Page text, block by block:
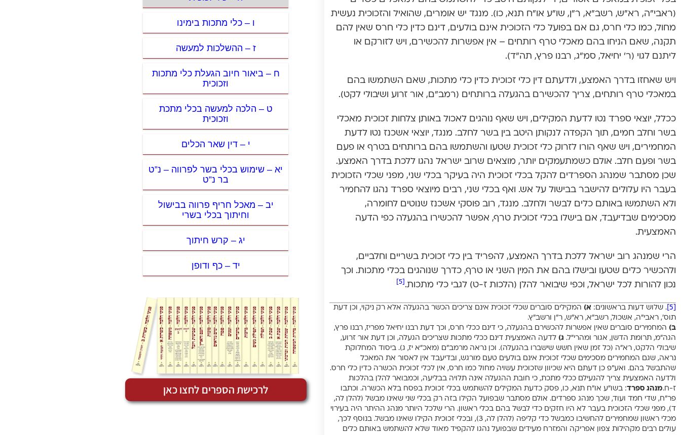
(ראבי”ה, רא”ש, רשב”א, ר”ן, שו”ע או”ח תנא, כו). מנגד יש אומרים, שהואיל והזכוכית נעשית
מחול, כמו כלי חרס, גם אם בפועל כלי הזכוכית אינם בולעים, דינם כדין כלי חרס שאין להם
תקנה, שאם הניחו בהם מאכלי טרף רותחים – אין אפשרות להכשירם, ויש לזורקם או
ליתנם לגוי (ר’ יחיאל, סמ”ג, רבנו פרץ, תה”ד).
ויש שאחזו בדרך האמצע, ולדעתם דין כלי זכוכית כדין כלי מתכות, שאם השתמשו בהם
במאכלי טרף רותחים, צריך להכשירם בהגעלה ברותחים (רמב”ם, אור זרוע ושיבולי לקט).
ככלל, יוצאי ספרד נטו לדעת המקילים, ויש שאף נוהגים לאכול באותן צלחות זכוכית מאכלי
בשר וחלב חמים, תוך הקפדה לנקותן היטב בין בשר לחלב. מנגד, יוצאי אשכנז נטו לדעת
המחמירים, ויש שאף הורו לזרוק כלי זכוכית שטעו והשתמשו בהם ברותחים בטרף או פעם
בשר ופעם חלב. אולם כשמתעמקים יותר, מוצאים שרוב ישראל נהגו ללכת בדרך האמצע.
שכן מסתבר שמנהג הספרדים להקל בכלי זכוכית היה בעיקר בכלי שני, מפני שכלי הזכוכית
בעבר היו עלולים להישבר בבישול על אש. ואף בכלי שני, רבים מיוצאי ספרד נהגו להחמיר
ולא השתמשו באותם כלים לבשר ולחלב. מנגד, רוב פוסקי אשכנז שנוטים לחומרה,
מסכימים שבדיעבד, אם בישלו בכלי זכוכית טרף, אפשר להכשירו בהגעלה כפי הדעה
האמצעית.
הרי שמנהג רוב ישראל ללכת בדרך האמצע, להפריד בין כלי זכוכית בשריים וחלביים,
ולהכשיר כלים שטעו ובישלו בהם את המין השני או טרף, כדרך שנוהגים בכלי מתכות. וכך
נכון להורות לכל ישראל, וכפי שיבואר להלן (הלכות ז-ט) לגבי כלי מתכות.
. שלוש דעות בראשונים: א) המקילים סוברים שכלי זכוכית אינם צריכים הכשר בהגעלה אלא רק ניקוי, וכן דעת
תוס’, ראבי”ה, אשכול, רשב”א, רא”ש, ר”ן ורשב”ץ.
ב) המחמירים סוברים שאין אפשרות להכשירם בהגעלה, כי דינם ככלי חרס, וכך דעת רבנו יחיאל מפריז, רבנו פרץ,
הגה”מ, תרומת הדשן, אגור ומהרי”ל. ג) לדעה האמצעית דינם ככלי מתכות שצריכים הגעלה, וכן דעת אור זרוע,
שיבולי הלקט, רא”ה (כל זמן שאין חשש שישברו בהגעלה). וכן נראה מרמב”ם (מאכ”א יז, ג). ביסוד המחלוקת
נראה, שגם המחמירים מסכימים שכלי זכוכית אינם בולעים טעם מורגש, ובדיעבד אין לאסור את המאכל
שהתבשל בהם. ואע”פ כן דעתם היא שכיוון שזכוכית עשויה מחול כמו חרס, אין לכלי זכוכית הכשרה כדין כלי חרס.
ולדעה האמצעית צריך להגעילם ככלי מתכת, כי חובת ההגעלה אינה תלויה בבליעה, וכמבואר להלן בהלכות
ז-ח.מנהג ספרד: בשו”ע או”ח תנא, כו, פסק כדעת המקילים להשתמש בכלי זכוכית בפסח בלא הכשרה. וכתבו
פר”ח, שדי חמד ועוד, שכך מנהג ספרדים. אולם מסתבר שבפועל הקילו בזה רק בכלי שני שאינו מבשל (להלן לה,
ד), מפני שכלי הזכוכית בעבר לא היו חזקים כדי לבשל בהם בכלי ראשון. הרי שלכל היותר מנהג ההיתר היה בעירוי
מכלי ראשון שמחמירים להחשיבו כמבשל כדי קליפה (להלן לה, 3), ובכלי זכוכית הקילו שאינו מבשל. בנוסף לכך,
עולים רבים מקהילות צפון אפריקה והמזרח מעידים שבפועל נהגו להקפיד מאוד שלא להשתמש באותם כלים
ו – כלי מתכות בימינו
ז – ההשלכות למעשה
ח – ביאור חיוב הגעלת כלי מתכות
וזכוכית
ט – הלכה למעשה בכלי מתכת
וזכוכית
י – דין שאר הכלים
יא – שימוש בכלי בשר לפרווה – נ”ט
בר נ”ט
יב – מאכל חריף פרווה בבישול
וחיתוך בכלי בשרי
יג – קרש חיתוך
יד – כף ודופן
לרכישת הספרים לחצו כאן